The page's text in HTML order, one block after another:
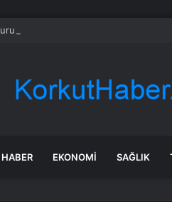
Murat Emir: “Yargı Siyasetin
HABER EKONOMI SAĞLIK